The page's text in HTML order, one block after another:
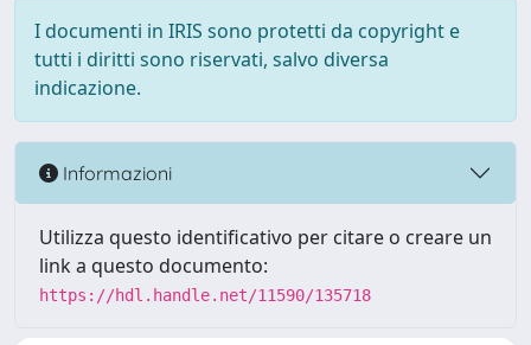
I documenti in IRIS sono protetti da copyright e
tutti i diritti sono riservati, salvo diversa
indicazione.
Informazioni
Utilizza questo identificativo per citare o creare un
link a questo documento:
https://hdl.handle.net/11590/135718